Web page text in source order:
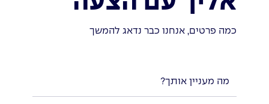
כמה פרטים, אנחנו כבר נדאג להמשך
מה מעניין אותך?